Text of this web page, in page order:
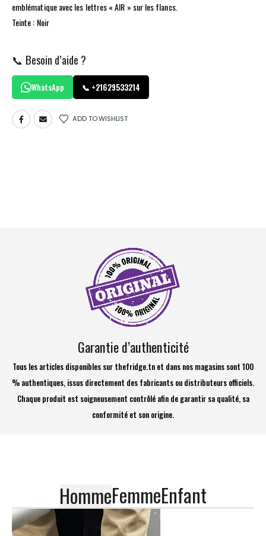
emblématique avec les lettres « AIR » sur les flancs.
Teinte : Noir
📞 Besoin d’aide ?
WhatsApp 📞 +21629533214
ADD TO WISHLIST
Garantie d’authenticité
Tous les articles disponibles sur thefridge.tn et dans nos magasins sont 100
% authentiques, issus directement des fabricants ou distributeurs officiels.
Chaque produit est soigneusement contrôlé afin de garantir sa qualité, sa
conformité et son origine.
HommeFemmeEnfant